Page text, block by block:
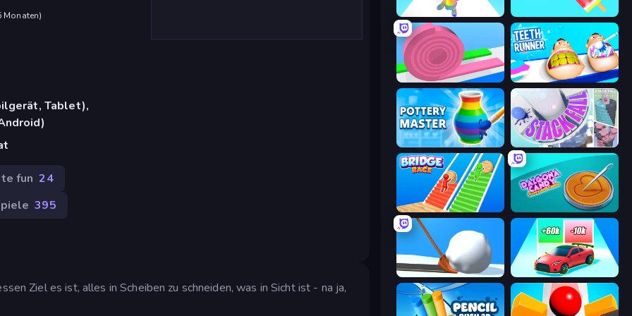
Monaten)
Tablet),
fun 24
395
Ziel es ist, alles in Scheiben zu schneiden, was in Sicht ist - na ja,
Man Runner 2048
Layers Roll Teeth Runner
Pottery Master Stack Fall
Bridge Race Dalgona Candy Honeycomb Cookie
Shovel 3D